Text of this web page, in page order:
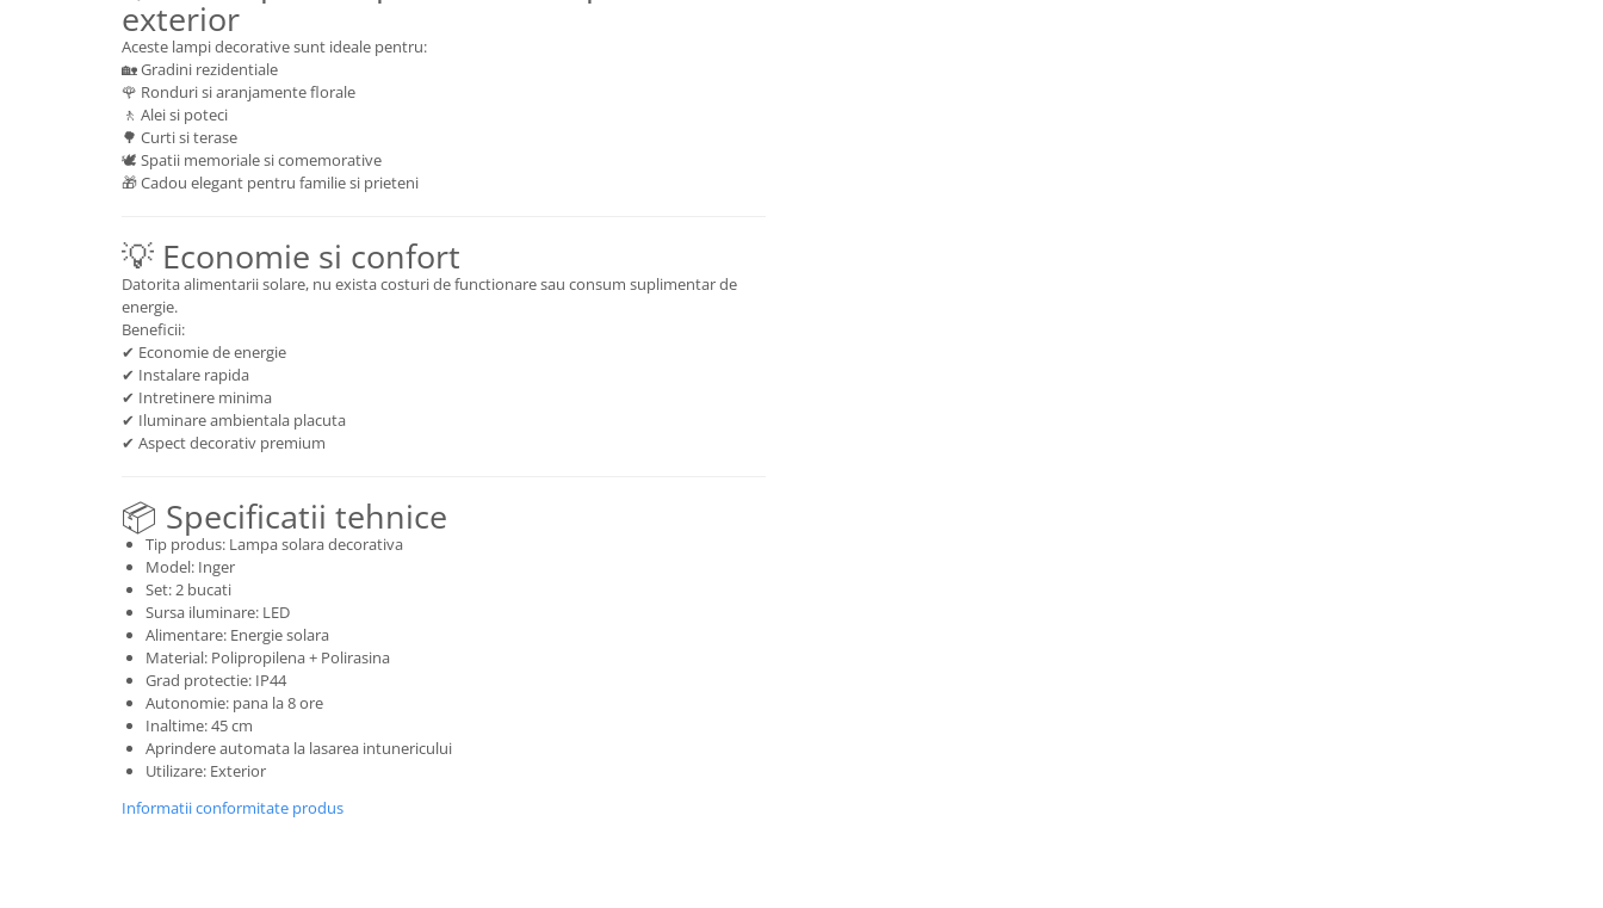
exterior
Aceste lampi decorative sunt ideale pentru:
🏡 Gradini rezidentiale
🌹 Ronduri si aranjamente florale
🚶 Alei si poteci
🌳 Curti si terase
🕊 Spatii memoriale si comemorative
🎁 Cadou elegant pentru familie si prieteni
💡 Economie si confort
Datorita alimentarii solare, nu exista costuri de functionare sau consum suplimentar de
energie.
Beneficii:
✔ Economie de energie
✔ Instalare rapida
✔ Intretinere minima
✔ Iluminare ambientala placuta
✔ Aspect decorativ premium
📦 Specificatii tehnice
Tip produs: Lampa solara decorativa
Model: Inger
Set: 2 bucati
Sursa iluminare: LED
Alimentare: Energie solara
Material: Polipropilena + Polirasina
Grad protectie: IP44
Autonomie: pana la 8 ore
Inaltime: 45 cm
Aprindere automata la lasarea intunericului
Utilizare: Exterior
Informatii conformitate produs